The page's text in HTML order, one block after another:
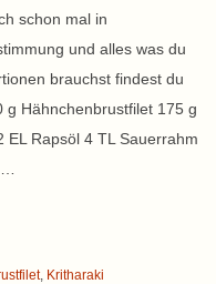
schon mal in
und alles was du
brauchst findest du
g Hähnchenbrustfilet 175 g
Rapsöl 4 TL Sauerrahm
, Kritharaki